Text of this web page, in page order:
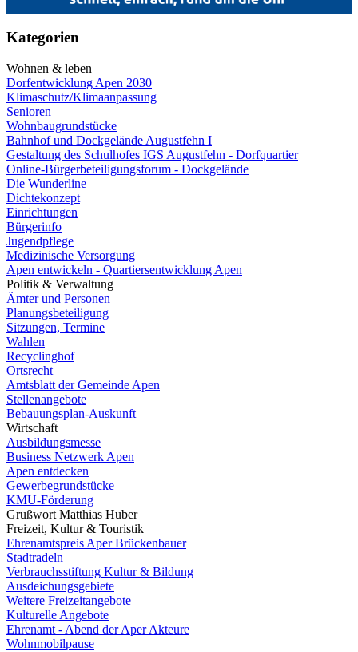
Kategorien
Wohnen & leben
Dorfentwicklung Apen 2030
Klimaschutz/Klimaanpassung
Senioren
Wohnbaugrundstücke
Bahnhof und Dockgelände Augustfehn I
Gestaltung des Schulhofes IGS Augustfehn - Dorfquartier
Online-Bürgerbeteiligungsforum - Dockgelände
Die Wunderline
Dichtekonzept
Einrichtungen
Bürgerinfo
Jugendpflege
Medizinische Versorgung
Apen entwickeln - Quartiersentwicklung Apen
Politik & Verwaltung
Ämter und Personen
Planungsbeteiligung
Sitzungen, Termine
Wahlen
Recyclinghof
Ortsrecht
Amtsblatt der Gemeinde Apen
Stellenangebote
Bebauungsplan-Auskunft
Wirtschaft
Ausbildungsmesse
Business Netzwerk Apen
Apen entdecken
Gewerbegrundstücke
KMU-Förderung
Grußwort Matthias Huber
Freizeit, Kultur & Touristik
Ehrenamtspreis Aper Brückenbauer
Stadtradeln
Verbrauchsstiftung Kultur & Bildung
Ausdeichungsgebiete
Weitere Freizeitangebote
Kulturelle Angebote
Ehrenamt - Abend der Aper Akteure
Wohnmobilpause